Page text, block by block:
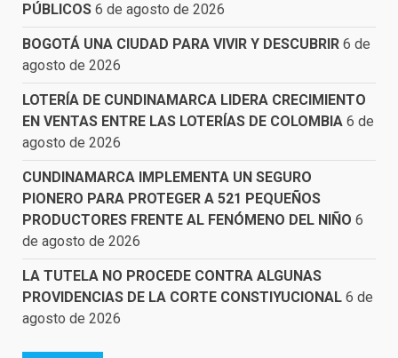
PÚBLICOS 6 de agosto de 2026
BOGOTÁ UNA CIUDAD PARA VIVIR Y DESCUBRIR 6 de
agosto de 2026
LOTERÍA DE CUNDINAMARCA LIDERA CRECIMIENTO
EN VENTAS ENTRE LAS LOTERÍAS DE COLOMBIA 6 de
agosto de 2026
CUNDINAMARCA IMPLEMENTA UN SEGURO
PIONERO PARA PROTEGER A 521 PEQUEÑOS
PRODUCTORES FRENTE AL FENÓMENO DEL NIÑO 6
de agosto de 2026
LA TUTELA NO PROCEDE CONTRA ALGUNAS
PROVIDENCIAS DE LA CORTE CONSTIYUCIONAL 6 de
agosto de 2026